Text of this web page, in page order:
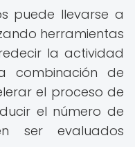
puede llevarse a
herramientas
la actividad
combinación de
el proceso de
el número de
ser evaluados